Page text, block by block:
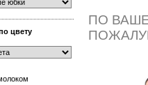
цвету
ПО